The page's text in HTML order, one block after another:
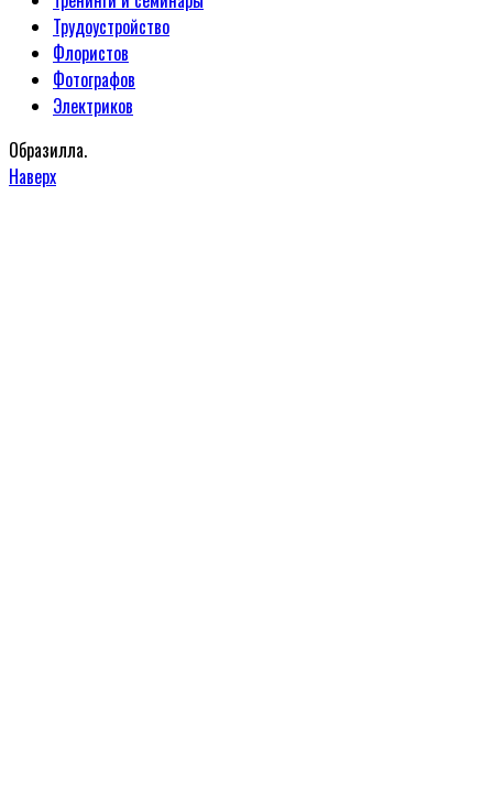
Трудоустройство
Флористов
Фотографов
Электриков
Образилла.
Наверх